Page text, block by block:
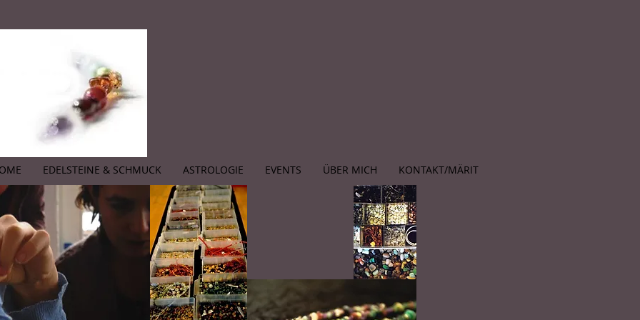
EDELSTEINE & SCHMUCK ASTROLOGIE EVENTS ÜBER MICH KONTAKT/MÄRIT